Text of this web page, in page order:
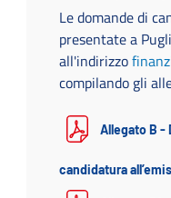
Le domande di
presentate a
all'indirizzo
compilando gli
Allegato B -
candidatura